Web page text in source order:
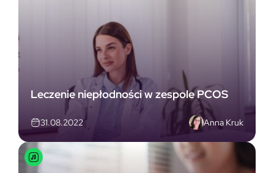
Leczenie niepłodności w zespole PCOS
31.08.2022 Anna Kruk